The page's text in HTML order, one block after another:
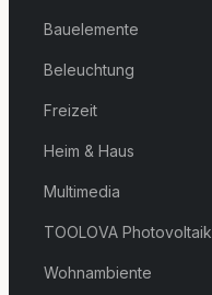
Bauelemente
Beleuchtung
Freizeit
Heim & Haus
Multimedia
TOOLOVA Photovoltaik
Wohnambiente